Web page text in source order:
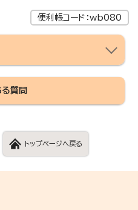
便利帳コード：wb080
る質問
トップページへ戻る